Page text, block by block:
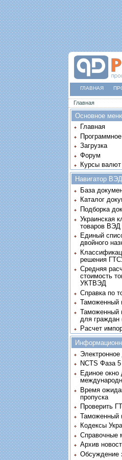
ГЛАВНАЯ
Вы здесь
Главная
Основное
Главная
Загрузка
Форум
Курсы валют
Навигатор ВЭД
База
Каталог
Подборка
Украинская
товаров ВЭД
Единый
двойного
решения
Средняя
стоимость
УКТВЭД
Справка по
Таможенный
Таможенный
для граждан
Расчет
NCTS Фаза 5
Единое окно
Время
пропуска
Проверить
Таможенный
Кодексы
Справочные
Архив
Обсуждение